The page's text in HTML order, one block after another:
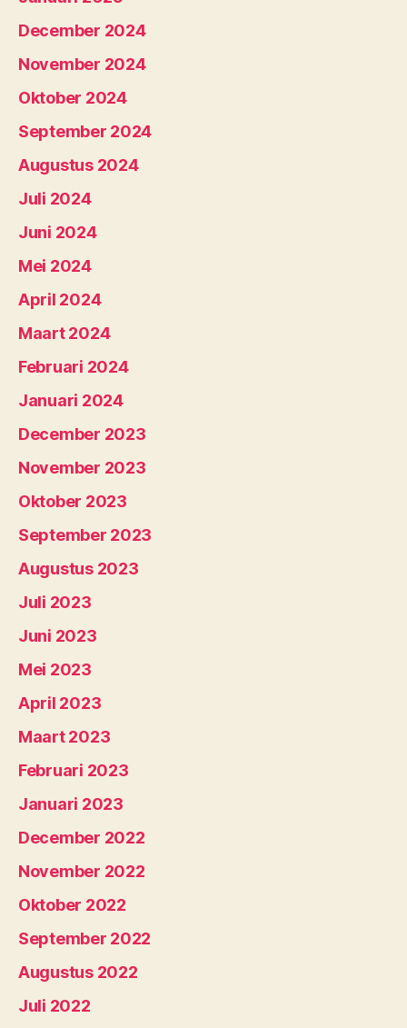
December 2024
November 2024
Oktober 2024
September 2024
Augustus 2024
Juli 2024
Juni 2024
Mei 2024
April 2024
Maart 2024
Februari 2024
Januari 2024
December 2023
November 2023
Oktober 2023
September 2023
Augustus 2023
Juli 2023
Juni 2023
Mei 2023
April 2023
Maart 2023
Februari 2023
Januari 2023
December 2022
November 2022
Oktober 2022
September 2022
Augustus 2022
Juli 2022